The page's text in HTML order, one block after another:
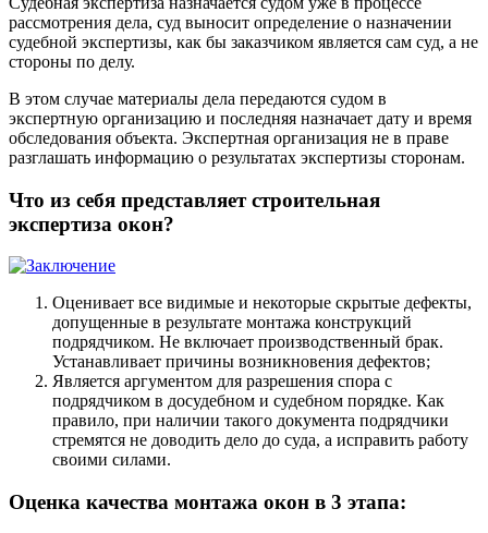
рассмотрения дела, суд выносит определение о назначении
судебной экспертизы, как бы заказчиком является сам суд, а не
стороны по делу.
В этом случае материалы дела передаются судом в
экспертную организацию и последняя назначает дату и время
обследования объекта. Экспертная организация не в праве
разглашать информацию о результатах экспертизы сторонам.
Что из себя представляет строительная
экспертиза окон?
Оценивает все видимые и некоторые скрытые дефекты,
допущенные в результате монтажа конструкций
подрядчиком. Не включает производственный брак.
Устанавливает причины возникновения дефектов;
Является аргументом для разрешения спора с
подрядчиком в досудебном и судебном порядке. Как
правило, при наличии такого документа подрядчики
стремятся не доводить дело до суда, а исправить работу
своими силами.
Оценка качества монтажа окон в 3 этапа: